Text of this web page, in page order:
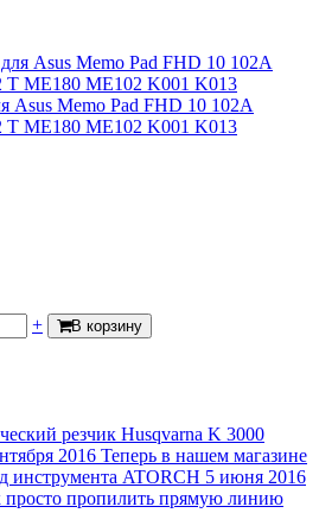
Asus Memo Pad FHD 10 102A
ME180 ME102 K001 K013
+ В корзину
резчик Husqvarna K 3000
2016 Теперь в нашем магазине
инструмента ATORCH 5 июня 2016
просто пропилить прямую линию